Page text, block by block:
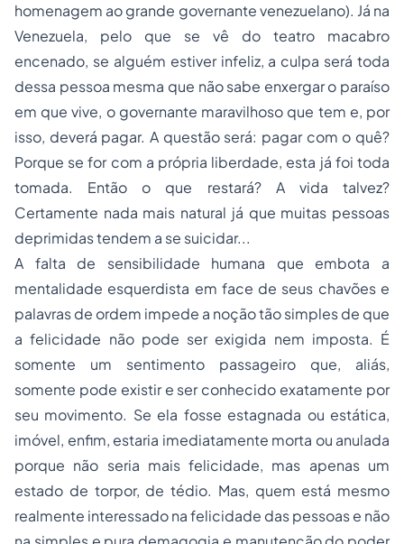
homenagem ao grande governante venezuelano). Já na
Venezuela, pelo que se vê do teatro macabro
encenado, se alguém estiver infeliz, a culpa será toda
dessa pessoa mesma que não sabe enxergar o paraíso
em que vive, o governante maravilhoso que tem e, por
isso, deverá pagar. A questão será: pagar com o quê?
Porque se for com a própria liberdade, esta já foi toda
tomada. Então o que restará? A vida talvez?
Certamente nada mais natural já que muitas pessoas
deprimidas tendem a se suicidar...
A falta de sensibilidade humana que embota a
mentalidade esquerdista em face de seus chavões e
palavras de ordem impede a noção tão simples de que
a felicidade não pode ser exigida nem imposta. É
somente um sentimento passageiro que, aliás,
somente pode existir e ser conhecido exatamente por
seu movimento. Se ela fosse estagnada ou estática,
imóvel, enfim, estaria imediatamente morta ou anulada
porque não seria mais felicidade, mas apenas um
estado de torpor, de tédio. Mas, quem está mesmo
realmente interessado na felicidade das pessoas e não